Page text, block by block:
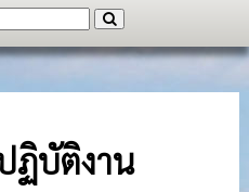
ฏิบัติงาน